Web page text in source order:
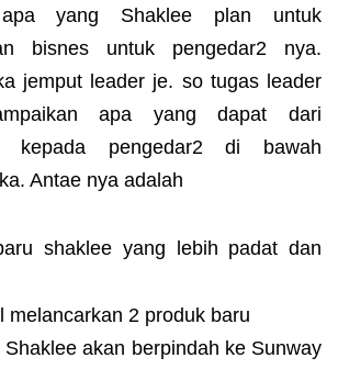
yang Shaklee plan untuk
bisnes untuk pengedar2 nya.
jemput leader je. so tugas leader
apa yang dapat dari
kepada pengedar2 di bawah
Antae nya adalah
shaklee yang lebih padat dan
melancarkan 2 produk baru
akan berpindah ke Sunway